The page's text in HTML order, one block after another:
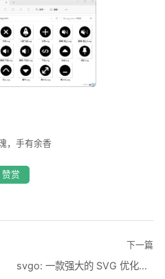
，手有余香
赞赏
下一篇
svgo: 一款强大的 SVG 优化工具